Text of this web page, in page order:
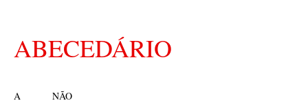
ABECEDÁRIO
A
NÃO